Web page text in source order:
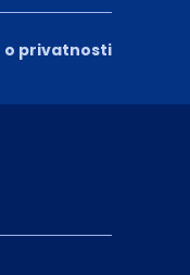
o privatnosti